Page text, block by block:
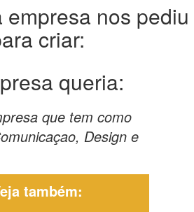
empresa nos pediu
criar:
queria:
que tem como
Design e
também: